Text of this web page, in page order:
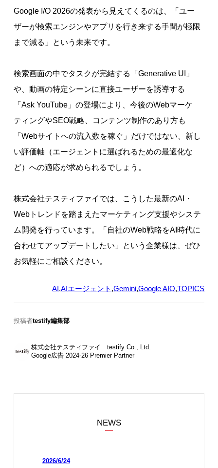
Google I/O 2026の発表から見えてくるのは、「ユー
ザーが検索エンジンやアプリを行き来する手間が極限
まで減る」という未来です。
検索画面の中でタスクが完結する「Generative UI」
や、動画の特定シーンに直接ユーザーを誘導する
「Ask YouTube」の登場により、今後のWebマーケ
ティングやSEO戦略、コンテンツ制作のあり方も
「Webサイトへの流入数を稼ぐ」だけではない、新し
い評価軸（エージェントに選ばれるための最適化な
ど）への適応が求められるでしょう。
株式会社テスティファイでは、こうした最新のAI・
Webトレンドを踏まえたマーケティング支援やシステ
ム開発を行っています。「自社のWeb戦略をAI時代に
合わせてアップデートしたい」という企業様は、ぜひ
お気軽にご相談ください。
AI,AIエージェント ,Gemini,Google AIO,TOPICS
投稿者testify編集部
株式会社テスティファイ testify Co., Ltd.
Google広告 2024-26 Premier Partner
NEWS
2026/6/24